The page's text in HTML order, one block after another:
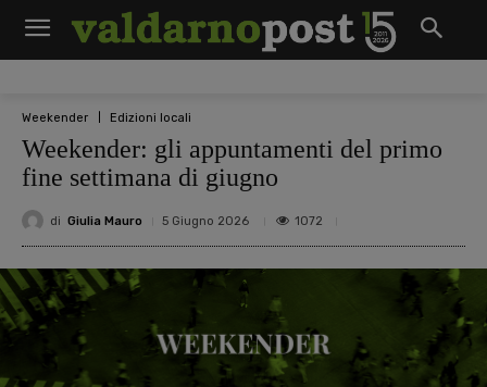
Weekender Edizioni locali
Weekender: gli appuntamenti del primo
fine settimana di giugno
di Giulia Mauro 5 Giugno 2026 1072